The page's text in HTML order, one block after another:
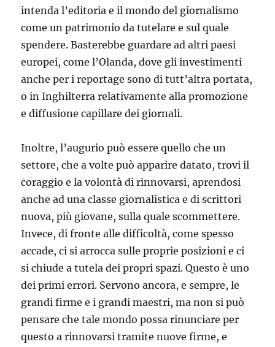
intenda l’editoria e il mondo del giornalismo
come un patrimonio da tutelare e sul quale
spendere. Basterebbe guardare ad altri paesi
europei, come l’Olanda, dove gli investimenti
anche per i reportage sono di tutt’altra portata,
o in Inghilterra relativamente alla promozione
e diffusione capillare dei giornali.
Inoltre, l’augurio può essere quello che un
settore, che a volte può apparire datato, trovi il
coraggio e la volontà di rinnovarsi, aprendosi
anche ad una classe giornalistica e di scrittori
nuova, più giovane, sulla quale scommettere.
Invece, di fronte alle difficoltà, come spesso
accade, ci si arrocca sulle proprie posizioni e ci
si chiude a tutela dei propri spazi. Questo è uno
dei primi errori. Servono ancora, e sempre, le
grandi firme e i grandi maestri, ma non si può
pensare che tale mondo possa rinunciare per
questo a rinnovarsi tramite nuove firme, e